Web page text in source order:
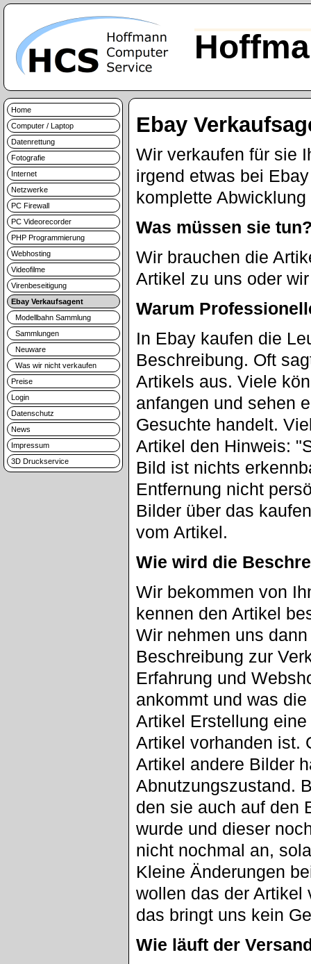
Home
Computer / Laptop
Datenrettung
Fotografie
Internet
Netzwerke
PC Firewall
PC Videorecorder
PHP Programmierung
Webhosting
Videofilme
Virenbeseitigung
Ebay Verkaufsagent
Modellbahn Sammlung
Sammlungen
Neuware
Was wir nicht verkaufen
Preise
Login
Datenschutz
News
Impressum
3D Druckservice
Ebay
Wir verkaufen für sie
irgend etwas bei
komplette Abwicklung
Was müssen sie
Wir brauchen die
Artikel zu uns oder
Warum
In Ebay kaufen die
Beschreibung. Oft
Artikels aus. Viele
anfangen und sehen
Gesuchte handelt.
Artikel den Hinweis:
Bild ist nichts
Entfernung nicht
Bilder über das
vom Artikel.
Wie wird die
Wir bekommen von
kennen den Artikel
Wir nehmen uns
Beschreibung zur
Erfahrung und
ankommt und was
Artikel Erstellung
Artikel vorhanden ist.
Artikel andere Bilder
Abnutzungszustand.
den sie auch auf den
wurde und dieser
nicht nochmal an,
Kleine Änderungen
wollen das der Artikel
das bringt uns kein
Wie läuft der